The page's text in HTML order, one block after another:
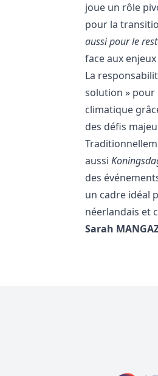
joue un rôle
pour la
aussi pour le
face aux
La
solution » pour
climatique
des défis
aussi
des
un cadre idéal
néerlandais et
Sarah